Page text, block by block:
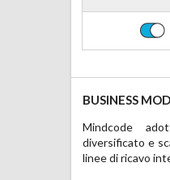
BUSINESS
Mindcode
diversificato e
linee di ricavo
•	Sviluppo di
soluzioni con
serverless e architetture